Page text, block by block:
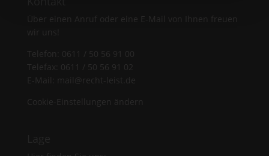
Über einen Anruf oder eine E-Mail von Ihnen freuen
wir uns!
Tele­fon: 0611 / 50 56 91 00
Tele­fax: 0611 / 50 56 91 02
E-Mail: mail@recht-leist.de
Cookie-Einstellungen ändern